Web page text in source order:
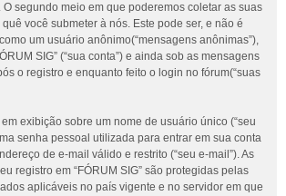
segundo meio em que poderemos coletar as suas
você submeter à nós. Este pode ser, e não é
um usuário anônimo(“mensagens anônimas”),
SIG” (“sua conta”) e ainda sob as mensagens
o registro e enquanto feito o login no fórum(“suas
exibição sobre um nome de usuário único (“seu
senha pessoal utilizada para entrar em sua conta
de e-mail válido e restrito (“seu e-mail”). As
registro em “FÓRUM SIG” são protegidas pelas
aplicáveis no país vigente e no servidor em que